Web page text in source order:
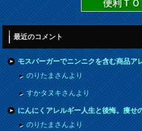
便利Ｔ
最近のコメント
モスバーガーでニンニクを含む商品ア
のりたまさんより
すかタヌキさんより
にんにくアレルギー人生と後悔。痩せ
のりたまさんより